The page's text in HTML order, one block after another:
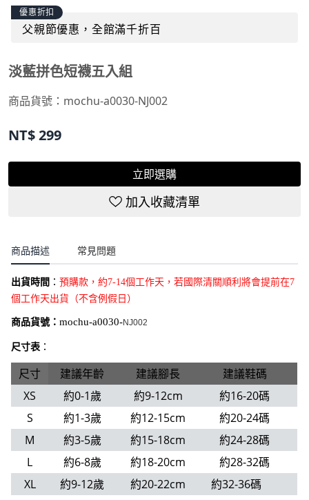
優惠折扣
父親節優惠，全館滿千折百
淡藍拼色短襪五入組
商品貨號： mochu-a0030-NJ002
NT$299
立即選購
加入收藏清單
商品描述 常見問題
出貨時間 ： 預購款 ，約7-14個工作天，若國際清關順利將會提前在7
個工作天出貨（不含例假日）
商品貨號： mochu-a0030-NJ002
尺寸表 ：
尺寸 建議年齡 建議腳長
建議鞋碼
XS
約0-1歲 約9-12cm
約16-20碼
S
約1-3歲 約12-15cm
約20-24碼
M
約3-5歲 約15-18cm
約24-28碼
L
約6-8歲 約18-20cm
約28-32碼
XL
約9-12歲 約20-22cm
約32-36碼